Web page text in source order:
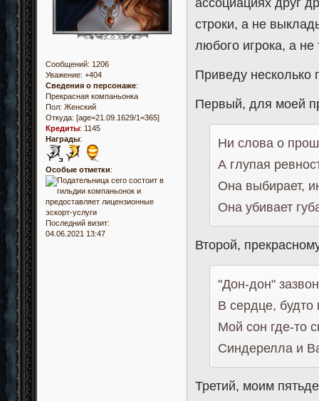
Сообщений: 1206
Уважение: +404
Сведения о персонаже:
Прекрасная компаньонка
Пол: Женский
Откуда: [age=21.09.1629/1=365]
Кредиты: 1145
Награды:
Особые отметки:
Последний визит:
04.06.2021 13:47
строки, а не
любого игрока, а не
Приведу несколько
Первый, для моей
Ни слова о
А глупая
Она выбирает,
Она убивает
Второй,
"Дон-дон"
В сердце, будто
Мой сон где-то
Синдерелла и
Третий, моим